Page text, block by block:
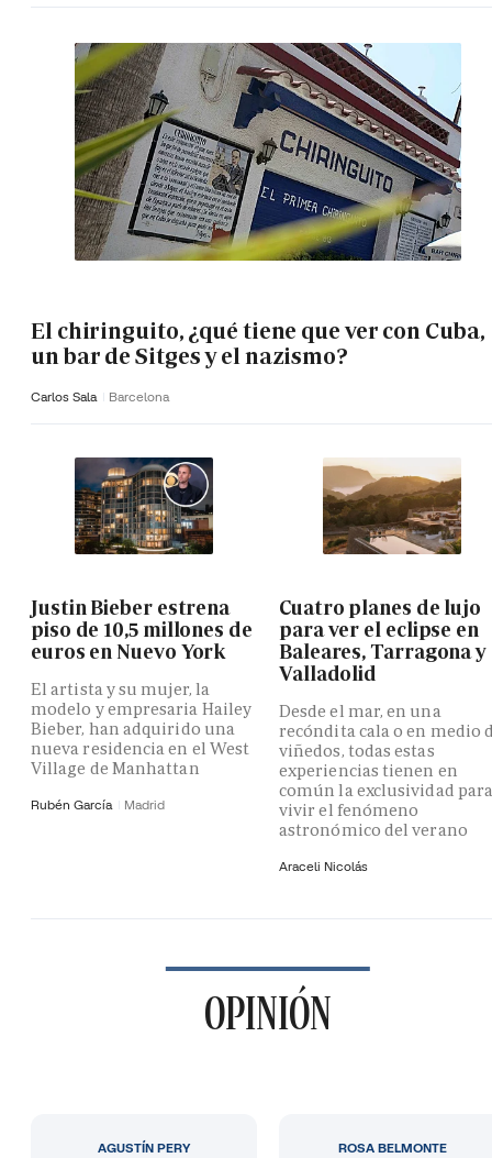
El chiringuito, ¿qué tiene que ver con Cuba,
un bar de Sitges y el nazismo?
Carlos Sala Barcelona
Justin Bieber estrena
piso de 10,5 millones de
euros en Nuevo York
El artista y su mujer, la
modelo y empresaria Hailey
Bieber, han adquirido una
nueva residencia en el West
Village de Manhattan
Rubén García Madrid
Cuatro planes de lujo
para ver el eclipse en
Baleares, Tarragona y
Valladolid
Desde el mar, en una
recóndita cala o en medio
viñedos, todas estas
experiencias tienen en
común la exclusividad
vivir el fenómeno
astronómico del verano
Araceli Nicolás
OPINIÓN
AGUSTÍN PERY ROSA BELMONTE